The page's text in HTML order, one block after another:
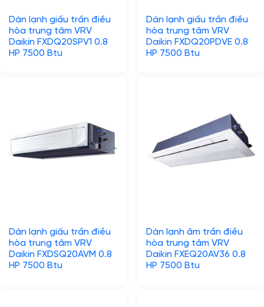
Dàn lạnh giấu trần điều
hòa trung tâm VRV
Daikin FXDQ20SPV1 0.8
HP 7500 Btu
Dàn lạnh giấu trần điều
hòa trung tâm VRV
Daikin FXDQ20PDVE 0.8
HP 7500 Btu
Dàn lạnh giấu trần điều
hòa trung tâm VRV
Daikin FXDSQ20AVM 0.8
HP 7500 Btu
Dàn lạnh âm trần điều
hòa trung tâm VRV
Daikin FXEQ20AV36 0.8
HP 7500 Btu